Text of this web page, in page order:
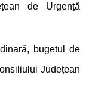
de Urgență
bugetul de
Județean